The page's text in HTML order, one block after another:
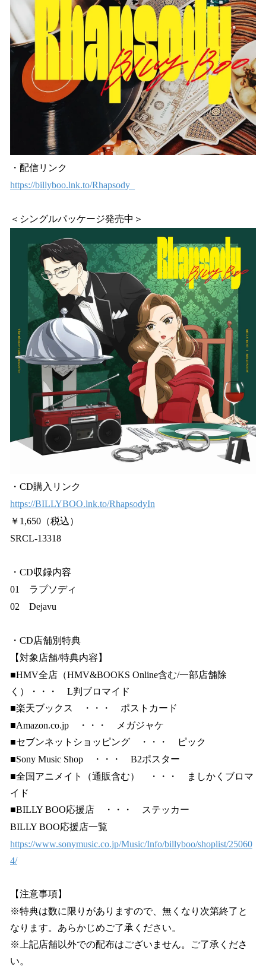
・配信リンク
https://billyboo.lnk.to/Rhapsody_
＜シングルパッケージ発売中＞
・CD購入リンク
https://BILLYBOO.lnk.to/RhapsodyIn
￥1,650（税込）
SRCL-13318
・CD収録内容
01 ラプソディ
02 Dejavu
・CD店舗別特典
【対象店舗/特典内容】
■HMV全店（HMV&BOOKS Online含む/一部店舗除
く）・・・ L判ブロマイド
■楽天ブックス ・・・ ポストカード
■Amazon.co.jp ・・・ メガジャケ
■セブンネットショッピング ・・・ ピック
■Sony Music Shop ・・・ B2ポスター
■全国アニメイト（通販含む） ・・・ ましかくブロマ
イド
■BILLY BOO応援店 ・・・ ステッカー
BILLY BOO応援店一覧
https://www.sonymusic.co.jp/Music/Info/billyboo/shoplist/25060
4/
【注意事項】
※特典は数に限りがありますので、無くなり次第終了と
なります。あらかじめご了承ください。
※上記店舗以外での配布はございません。ご了承くださ
い。